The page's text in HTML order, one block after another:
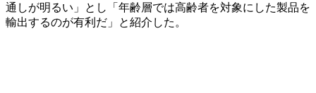
通しが明るい」とし「年齢層では高齢者を対象にした製品を
輸出するのが有利だ」と紹介した。